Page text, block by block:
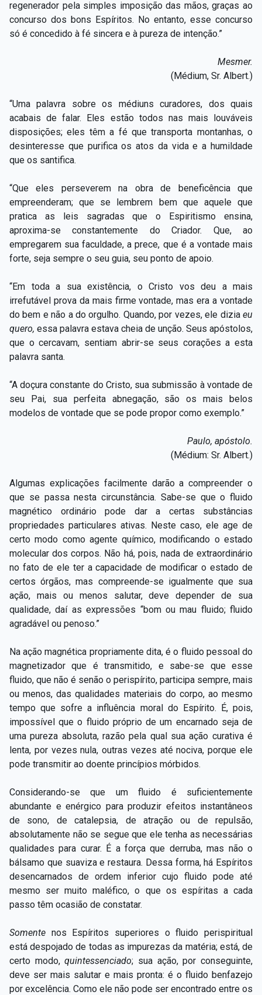
regenerador pela simples imposição das mãos, graças ao
concurso dos bons Espíritos. No entanto, esse concurso
só é concedido à fé sincera e à pureza de intenção.”
Mesmer.
(Médium, Sr. Albert.)
“Uma palavra sobre os médiuns curadores, dos quais
acabais de falar. Eles estão todos nas mais louváveis
disposições; eles têm a fé que transporta montanhas, o
desinteresse que purifica os atos da vida e a humildade
que os santifica.
“Que eles perseverem na obra de beneficência que
empreenderam; que se lembrem bem que aquele que
pratica as leis sagradas que o Espiritismo ensina,
aproxima-se constantemente do Criador. Que, ao
empregarem sua faculdade, a prece, que é a vontade mais
forte, seja sempre o seu guia, seu ponto de apoio.
“Em toda a sua existência, o Cristo vos deu a mais
irrefutável prova da mais firme vontade, mas era a vontade
do bem e não a do orgulho. Quando, por vezes, ele dizia eu
quero, essa palavra estava cheia de unção. Seus apóstolos,
que o cercavam, sentiam abrir-se seus corações a esta
palavra santa.
“A doçura constante do Cristo, sua submissão à vontade de
seu Pai, sua perfeita abnegação, são os mais belos
modelos de vontade que se pode propor como exemplo.”
Paulo, apóstolo.
(Médium: Sr. Albert.)
Algumas explicações facilmente darão a compreender o
que se passa nesta circunstância. Sabe-se que o fluido
magnético ordinário pode dar a certas substâncias
propriedades particulares ativas. Neste caso, ele age de
certo modo como agente químico, modificando o estado
molecular dos corpos. Não há, pois, nada de extraordinário
no fato de ele ter a capacidade de modificar o estado de
certos órgãos, mas compreende-se igualmente que sua
ação, mais ou menos salutar, deve depender de sua
qualidade, daí as expressões “bom ou mau fluido; fluido
agradável ou penoso.”
Na ação magnética propriamente dita, é o fluido pessoal do
magnetizador que é transmitido, e sabe-se que esse
fluido, que não é senão o perispírito, participa sempre, mais
ou menos, das qualidades materiais do corpo, ao mesmo
tempo que sofre a influência moral do Espírito. É, pois,
impossível que o fluido próprio de um encarnado seja de
uma pureza absoluta, razão pela qual sua ação curativa é
lenta, por vezes nula, outras vezes até nociva, porque ele
pode transmitir ao doente princípios mórbidos.
Considerando-se que um fluido é suficientemente
abundante e enérgico para produzir efeitos instantâneos
de sono, de catalepsia, de atração ou de repulsão,
absolutamente não se segue que ele tenha as necessárias
qualidades para curar. É a força que derruba, mas não o
bálsamo que suaviza e restaura. Dessa forma, há Espíritos
desencarnados de ordem inferior cujo fluido pode até
mesmo ser muito maléfico, o que os espíritas a cada
passo têm ocasião de constatar.
Somente nos Espíritos superiores o fluido perispiritual
está despojado de todas as impurezas da matéria; está, de
certo modo,quintessenciado; sua ação, por conseguinte,
deve ser mais salutar e mais pronta: é o fluido benfazejo
por excelência. Como ele não pode ser encontrado entre os